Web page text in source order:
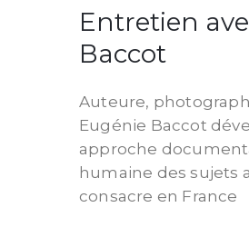
Entretien
Baccot
Auteure,
Eugénie Baccot
approche
humaine des sujets
consacre en France